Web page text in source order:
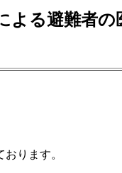
よる避難者の
ります。